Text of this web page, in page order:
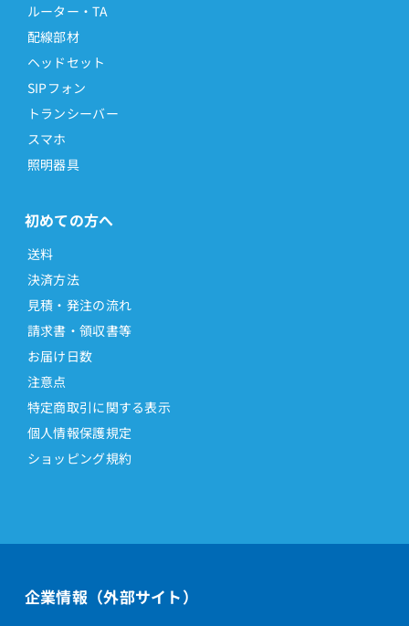
ルーター・TA
配線部材
ヘッドセット
SIPフォン
トランシーバー
スマホ
照明器具
初めての方へ
送料
決済方法
見積・発注の流れ
請求書・領収書等
お届け日数
注意点
特定商取引に関する表示
個人情報保護規定
ショッピング規約
企業情報（外部サイト）